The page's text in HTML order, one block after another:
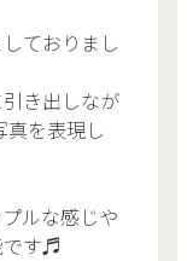
ておりまし
き出しなが
真を表現し
ルな感じや
です♬